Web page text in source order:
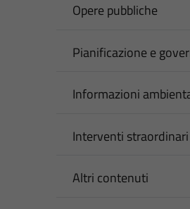
Opere pubbliche
Pianificazione e
Informazioni
Interventi
Altri contenuti